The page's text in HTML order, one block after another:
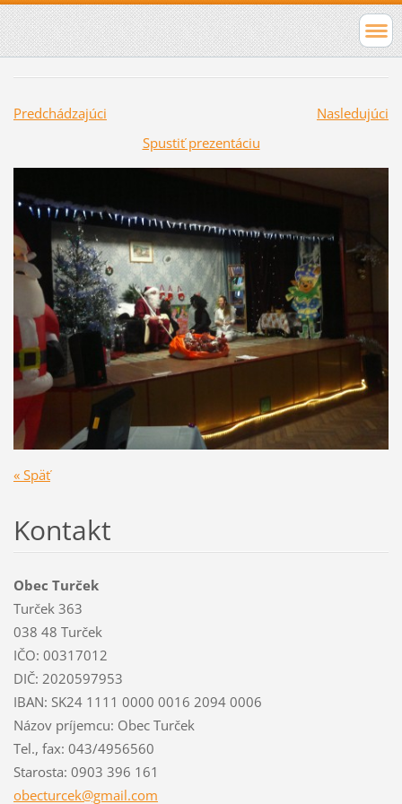
Predchádzajúci
Nasledujúci
Spustiť prezentáciu
« Späť
Kontakt
Obec Turček
Turček 363
038 48 Turček
IČO: 00317012
DIČ: 2020597953
IBAN: SK24 1111 0000 0016 2094 0006
Názov príjemcu: Obec Turček
Tel., fax: 043/4956560
Starosta: 0903 396 161
obecturcek@gmail.com